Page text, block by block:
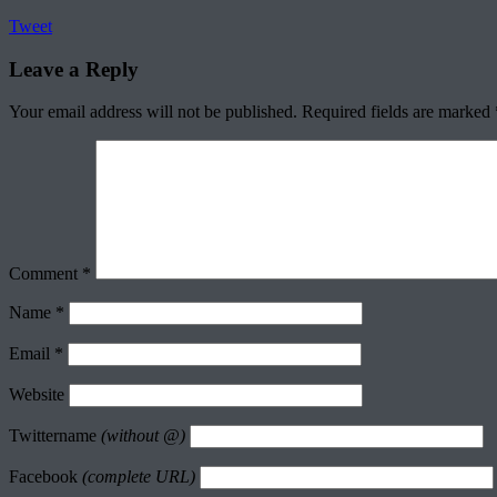
Tweet
Leave a Reply
Your email address will not be published. Required fields are marked
Comment *
Name *
Email *
Website
Twittername (without @)
Facebook (complete URL)